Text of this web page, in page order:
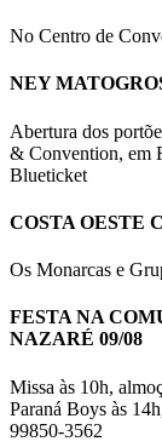
No Centro de
NEY
Abertura dos
& Convention, em
Blueticket
COSTA OESTE
Os Monarcas e
FESTA NA
NAZARÉ 09/08
Missa às 10h,
Paraná Boys às
99850-3562